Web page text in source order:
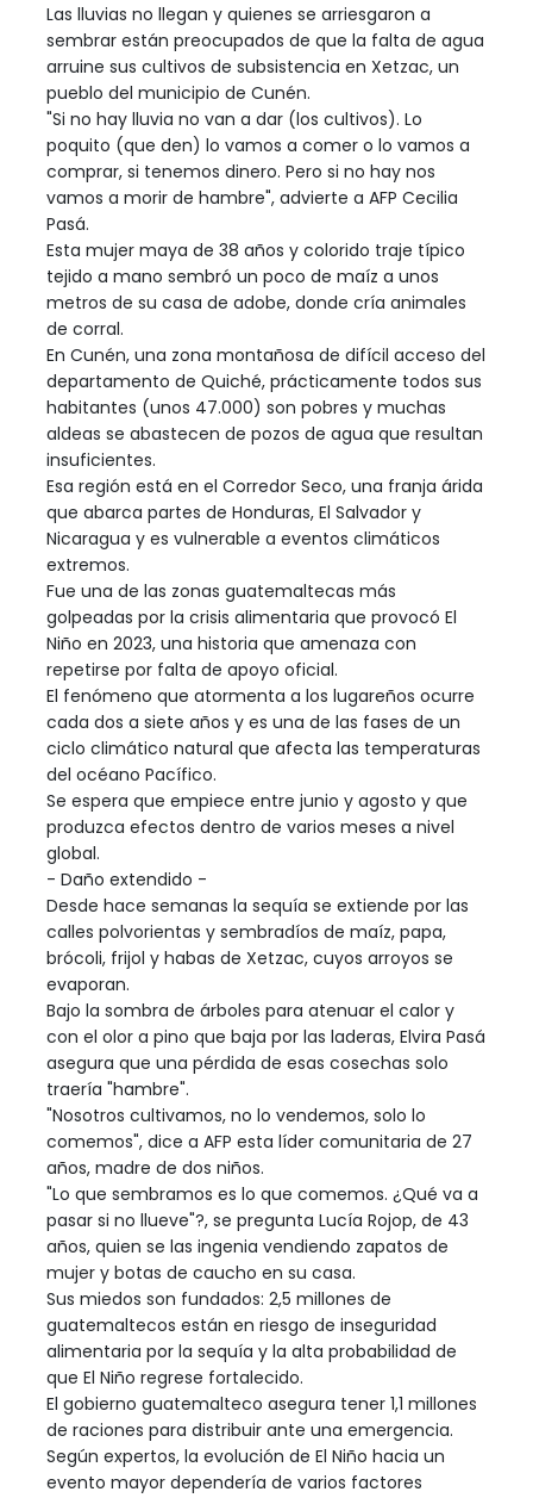
Las lluvias no llegan y quienes se arriesgaron a
sembrar están preocupados de que la falta de agua
arruine sus cultivos de subsistencia en Xetzac, un
pueblo del municipio de Cunén.
"Si no hay lluvia no van a dar (los cultivos). Lo
poquito (que den) lo vamos a comer o lo vamos a
comprar, si tenemos dinero. Pero si no hay nos
vamos a morir de hambre", advierte a AFP Cecilia
Pasá.
Esta mujer maya de 38 años y colorido traje típico
tejido a mano sembró un poco de maíz a unos
metros de su casa de adobe, donde cría animales
de corral.
En Cunén, una zona montañosa de difícil acceso del
departamento de Quiché, prácticamente todos sus
habitantes (unos 47.000) son pobres y muchas
aldeas se abastecen de pozos de agua que resultan
insuficientes.
Esa región está en el Corredor Seco, una franja árida
que abarca partes de Honduras, El Salvador y
Nicaragua y es vulnerable a eventos climáticos
extremos.
Fue una de las zonas guatemaltecas más
golpeadas por la crisis alimentaria que provocó El
Niño en 2023, una historia que amenaza con
repetirse por falta de apoyo oficial.
El fenómeno que atormenta a los lugareños ocurre
cada dos a siete años y es una de las fases de un
ciclo climático natural que afecta las temperaturas
del océano Pacífico.
Se espera que empiece entre junio y agosto y que
produzca efectos dentro de varios meses a nivel
global.
- Daño extendido -
Desde hace semanas la sequía se extiende por las
calles polvorientas y sembradíos de maíz, papa,
brócoli, frijol y habas de Xetzac, cuyos arroyos se
evaporan.
Bajo la sombra de árboles para atenuar el calor y
con el olor a pino que baja por las laderas, Elvira Pasá
asegura que una pérdida de esas cosechas solo
traería "hambre".
"Nosotros cultivamos, no lo vendemos, solo lo
comemos", dice a AFP esta líder comunitaria de 27
años, madre de dos niños.
"Lo que sembramos es lo que comemos. ¿Qué va a
pasar si no llueve"?, se pregunta Lucía Rojop, de 43
años, quien se las ingenia vendiendo zapatos de
mujer y botas de caucho en su casa.
Sus miedos son fundados: 2,5 millones de
guatemaltecos están en riesgo de inseguridad
alimentaria por la sequía y la alta probabilidad de
que El Niño regrese fortalecido.
El gobierno guatemalteco asegura tener 1,1 millones
de raciones para distribuir ante una emergencia.
Según expertos, la evolución de El Niño hacia un
evento mayor dependería de varios factores